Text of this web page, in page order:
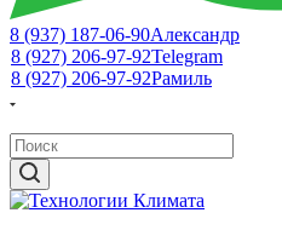
8 (937) 187-06-90Александр
8 (927) 206-97-92Telegram
8 (927) 206-97-92Рамиль